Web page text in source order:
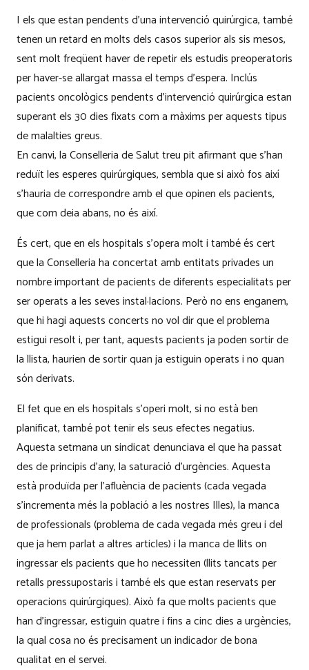
I els que estan pendents d’una intervenció quirúrgica, també
tenen un retard en molts dels casos superior als sis mesos,
sent molt freqüent haver de repetir els estudis preoperatoris
per haver-se allargat massa el temps d’espera. Inclús
pacients oncològics pendents d’intervenció quirúrgica estan
superant els 30 dies fixats com a màxims per aquests tipus
de malalties greus.
En canvi, la Conselleria de Salut treu pit afirmant que s’han
reduït les esperes quirúrgiques, sembla que si això fos així
s’hauria de correspondre amb el que opinen els pacients,
que com deia abans, no és així.
És cert, que en els hospitals s’opera molt i també és cert
que la Conselleria ha concertat amb entitats privades un
nombre important de pacients de diferents especialitats per
ser operats a les seves instal·lacions. Però no ens enganem,
que hi hagi aquests concerts no vol dir que el problema
estigui resolt i, per tant, aquests pacients ja poden sortir de
la llista, haurien de sortir quan ja estiguin operats i no quan
són derivats.
El fet que en els hospitals s’operi molt, si no està ben
planificat, també pot tenir els seus efectes negatius.
Aquesta setmana un sindicat denunciava el que ha passat
des de principis d’any, la saturació d’urgències. Aquesta
està produïda per l’afluència de pacients (cada vegada
s’incrementa més la població a les nostres Illes), la manca
de professionals (problema de cada vegada més greu i del
que ja hem parlat a altres articles) i la manca de llits on
ingressar els pacients que ho necessiten (llits tancats per
retalls pressupostaris i també els que estan reservats per
operacions quirúrgiques). Això fa que molts pacients que
han d’ingressar, estiguin quatre i fins a cinc dies a urgències,
la qual cosa no és precisament un indicador de bona
qualitat en el servei.